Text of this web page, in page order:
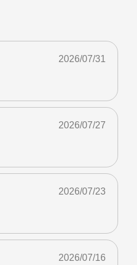
2026/07/31
2026/07/27
2026/07/23
2026/07/16